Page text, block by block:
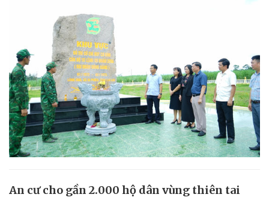
An cư cho gần 2.000 hộ dân vùng thiên tai